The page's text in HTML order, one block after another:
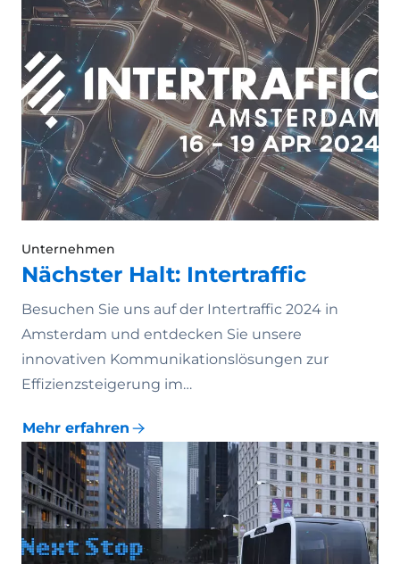
Unternehmen
Nächster Halt: Intertraffic
Besuchen Sie uns auf der Intertraffic 2024 in
Amsterdam und entdecken Sie unsere
innovativen Kommunikationslösungen zur
Effizienzsteigerung im…
Mehr erfahren